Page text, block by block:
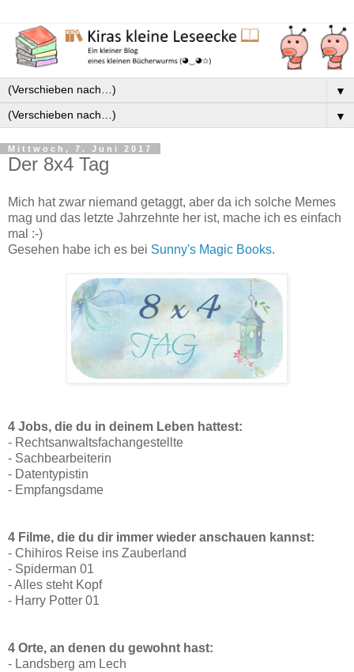
▼
▼
Mittwoch, 7. Juni 2017
Der 8x4 Tag
Mich hat zwar niemand getaggt, aber da ich solche Memes
mag und das letzte Jahrzehnte her ist, mache ich es einfach
mal :-)
Gesehen habe ich es bei Sunny's Magic Books.
4 Jobs, die du in deinem Leben hattest:
- Rechtsanwaltsfachangestellte
- Sachbearbeiterin
- Datentypistin
- Empfangsdame
4 Filme, die du dir immer wieder anschauen kannst:
- Chihiros Reise ins Zauberland
- Spiderman 01
- Alles steht Kopf
- Harry Potter 01
4 Orte, an denen du gewohnt hast:
- Landsberg am Lech